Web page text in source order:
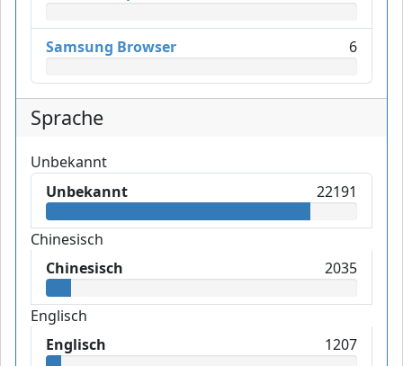
Samsung Browser 6
Sprache
Unbekannt
Unbekannt
22191
Chinesisch
Chinesisch
2035
Englisch
Englisch
1207